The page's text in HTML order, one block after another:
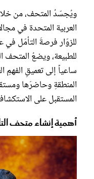
ويُجسّدُ المتحف، من
العربية المتحدة في
للزوّار فرصةَ التأمّل
للطبيعة، ويضعُ المتحف
ساعياً إلى تعميقِ
المنطقةِ وحاضرَها
المستقبل على
أهمية إنشاء متحف